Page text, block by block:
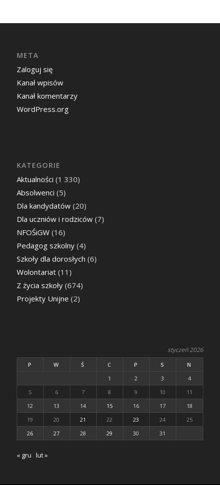
META
Zaloguj się
Kanał wpisów
Kanał komentarzy
WordPress.org
KATEGORIE
Aktualności (1 330)
Absolwenci (5)
Dla kandydatów(20)
Dla uczniów i rodziców(7)
NFOŚiGW(16)
Pedagog szkolny(4)
Szkoły dla dorosłych (6)
Wolontariat(11)
Z życia szkoły(674)
Projekty Unijne (2)
styczeń 2026
P W Ś C P S
N
1
2 3
4
5
6 7 8 9 10
11
12
13 14 15 16 17
18
19
20 21 22 23 24
25
26
27 28 29 30 31
« gru lut »